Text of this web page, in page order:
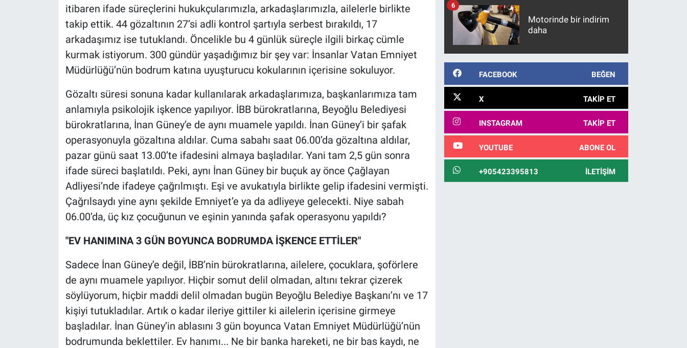
itibaren ifade süreçlerini hukukçularımızla, arkadaşlarımızla, ailelerle birlikte
takip ettik. 44 gözaltının 27’si adli kontrol şartıyla serbest bırakıldı, 17
arkadaşımız ise tutuklandı. Öncelikle bu 4 günlük süreçle ilgili birkaç cümle
kurmak istiyorum. 300 gündür yaşadığımız bir şey var: İnsanlar Vatan Emniyet
Müdürlüğü’nün bodrum katına uyuşturucu kokularının içerisine sokuluyor.
Gözaltı süresi sonuna kadar kullanılarak arkadaşlarımıza, başkanlarımıza tam
anlamıyla psikolojik işkence yapılıyor. İBB bürokratlarına, Beyoğlu Belediyesi
bürokratlarına, İnan Güney’e de aynı muamele yapıldı. İnan Güney’i bir şafak
operasyonuyla gözaltına aldılar. Cuma sabahı saat 06.00’da gözaltına aldılar,
pazar günü saat 13.00’te ifadesini almaya başladılar. Yani tam 2,5 gün sonra
ifade süreci başlatıldı. Peki, aynı İnan Güney bir buçuk ay önce Çağlayan
Adliyesi’nde ifadeye çağrılmıştı. Eşi ve avukatıyla birlikte gelip ifadesini vermişti.
Çağrılsaydı yine aynı şekilde Emniyet’e ya da adliyeye gelecekti. Niye sabah
06.00’da, üç kız çocuğunun ve eşinin yanında şafak operasyonu yapıldı?
"EV HANIMINA 3 GÜN BOYUNCA BODRUMDA İŞKENCE ETTİLER"
Sadece İnan Güney’e değil, İBB’nin bürokratlarına, ailelere, çocuklara, şoförlere
de aynı muamele yapılıyor. Hiçbir somut delil olmadan, altını tekrar çizerek
söylüyorum, hiçbir maddi delil olmadan bugün Beyoğlu Belediye Başkanı’nı ve 17
kişiyi tutukladılar. Artık o kadar ileriye gittiler ki ailelerin içerisine girmeye
başladılar. İnan Güney’in ablasını 3 gün boyunca Vatan Emniyet Müdürlüğü’nün
bodrumunda beklettiler. Ev hanımı... Ne bir banka hareketi, ne bir bas kaydı, ne
Motorinde bir indirim
daha
6
FACEBOOK BEĞEN
X TAKIP ET
INSTAGRAM TAKIP ET
YOUTUBE ABONE OL
+905423395813 İLETIŞIM
Programlar
Teknoloji
Türkiye'nin Geleceği
Türkiye'nin Gündemi
Yerel Gündem
Yerel Yaşam
Canlı Yayın